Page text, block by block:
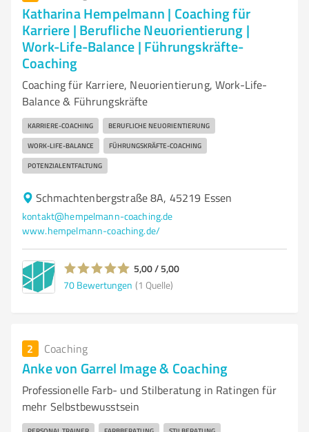
Katharina Hempelmann | Coaching für
Karriere | Berufliche Neuorientierung |
Work-Life-Balance | Führungskräfte-
Coaching
Coaching für Karriere, Neuorientierung, Work-Life-
Balance & Führungskräfte
KARRIERE-COACHING BERUFLICHE NEUORIENTIERUNG
WORK-LIFE-BALANCE FÜHRUNGSKRÄFTE-COACHING
POTENZIALENTFALTUNG
Schmachtenbergstraße 8A, 45219 Essen
kontakt@hempelmann-coaching.de
www.hempelmann-coaching.de/
5,00 / 5,00
70 Bewertungen (1 Quelle)
2 Coaching
Anke von Garrel Image & Coaching
Professionelle Farb- und Stilberatung in Ratingen für
mehr Selbstbewusstsein